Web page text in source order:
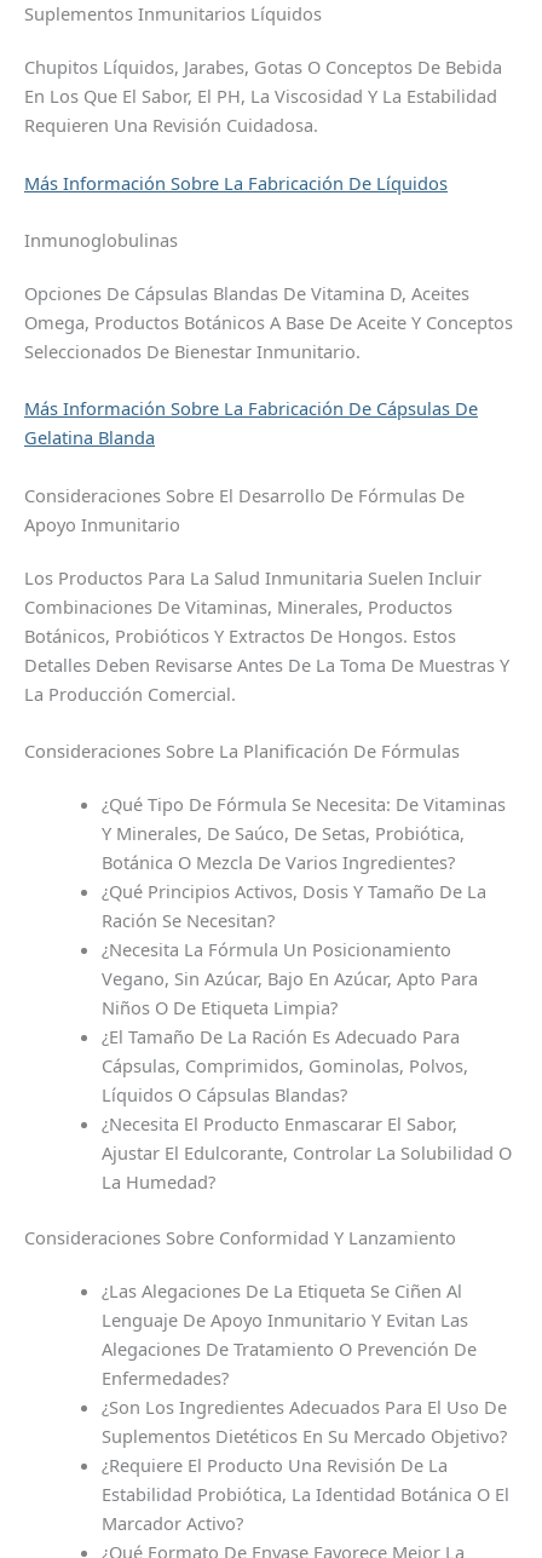
Suplementos Inmunitarios Líquidos
Chupitos Líquidos, Jarabes, Gotas O Conceptos De Bebida
En Los Que El Sabor, El PH, La Viscosidad Y La Estabilidad
Requieren Una Revisión Cuidadosa.
Más Información Sobre La Fabricación De Líquidos
Inmunoglobulinas
Opciones De Cápsulas Blandas De Vitamina D, Aceites
Omega, Productos Botánicos A Base De Aceite Y Conceptos
Seleccionados De Bienestar Inmunitario.
Más Información Sobre La Fabricación De Cápsulas De
Gelatina Blanda
Consideraciones Sobre El Desarrollo De Fórmulas De
Apoyo Inmunitario
Los Productos Para La Salud Inmunitaria Suelen Incluir
Combinaciones De Vitaminas, Minerales, Productos
Botánicos, Probióticos Y Extractos De Hongos. Estos
Detalles Deben Revisarse Antes De La Toma De Muestras Y
La Producción Comercial.
Consideraciones Sobre La Planificación De Fórmulas
¿Qué Tipo De Fórmula Se Necesita: De Vitaminas
Y Minerales, De Saúco, De Setas, Probiótica,
Botánica O Mezcla De Varios Ingredientes?
¿Qué Principios Activos, Dosis Y Tamaño De La
Ración Se Necesitan?
¿Necesita La Fórmula Un Posicionamiento
Vegano, Sin Azúcar, Bajo En Azúcar, Apto Para
Niños O De Etiqueta Limpia?
¿El Tamaño De La Ración Es Adecuado Para
Cápsulas, Comprimidos, Gominolas, Polvos,
Líquidos O Cápsulas Blandas?
¿Necesita El Producto Enmascarar El Sabor,
Ajustar El Edulcorante, Controlar La Solubilidad O
La Humedad?
Consideraciones Sobre Conformidad Y Lanzamiento
¿Las Alegaciones De La Etiqueta Se Ciñen Al
Lenguaje De Apoyo Inmunitario Y Evitan Las
Alegaciones De Tratamiento O Prevención De
Enfermedades?
¿Son Los Ingredientes Adecuados Para El Uso De
Suplementos Dietéticos En Su Mercado Objetivo?
¿Requiere El Producto Una Revisión De La
Estabilidad Probiótica, La Identidad Botánica O El
Marcador Activo?
¿Qué Formato De Envase Favorece Mejor La